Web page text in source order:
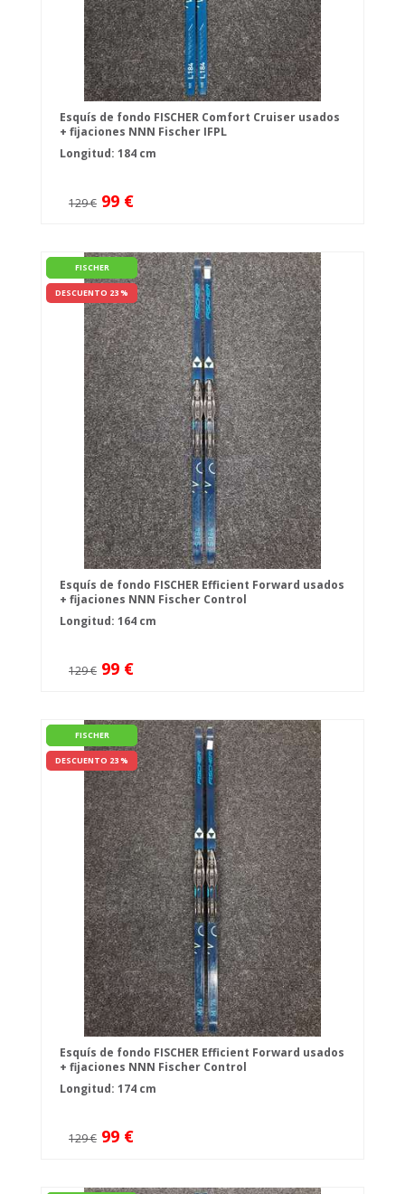
Esquís de fondo FISCHER Comfort Cruiser usados
+ fijaciones NNN Fischer IFPL
Longitud: 184 cm
129 € 99 €
FISCHER
DESCUENTO 23 %
Esquís de fondo FISCHER Efficient Forward usados
+ fijaciones NNN Fischer Control
Longitud: 164 cm
129 € 99 €
FISCHER
DESCUENTO 23 %
Esquís de fondo FISCHER Efficient Forward usados
+ fijaciones NNN Fischer Control
Longitud: 174 cm
129 € 99 €